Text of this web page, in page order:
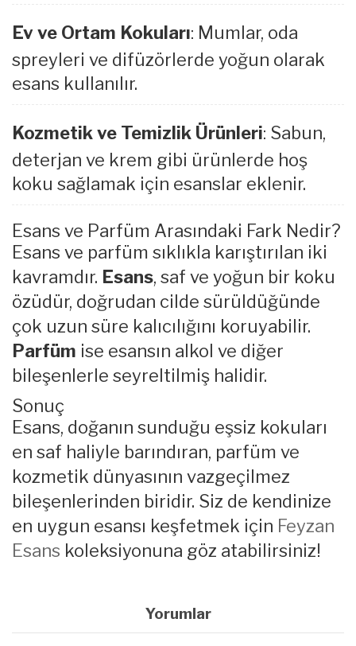
Ev ve Ortam Kokuları: Mumlar, oda
spreyleri ve difüzörlerde yoğun olarak
esans kullanılır.
Kozmetik ve Temizlik Ürünleri: Sabun,
deterjan ve krem gibi ürünlerde hoş
koku sağlamak için esanslar eklenir.
Esans ve Parfüm Arasındaki Fark Nedir?
Esans ve parfüm sıklıkla karıştırılan iki
kavramdır. Esans, saf ve yoğun bir koku
özüdür, doğrudan cilde sürüldüğünde
çok uzun süre kalıcılığını koruyabilir.
Parfüm ise esansın alkol ve diğer
bileşenlerle seyreltilmiş halidir.
Sonuç
Esans, doğanın sunduğu eşsiz kokuları
en saf haliyle barındıran, parfüm ve
kozmetik dünyasının vazgeçilmez
bileşenlerinden biridir. Siz de kendinize
en uygun esansı keşfetmek için Feyzan
Esans koleksiyonuna göz atabilirsiniz!
Yorumlar